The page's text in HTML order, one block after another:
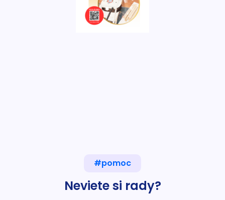
#pomoc
Neviete si rady?